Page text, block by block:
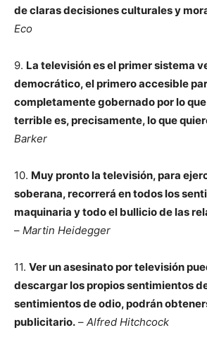
de claras decisiones culturales y
Eco
9. La televisión es el primer sistema
democrático, el primero accesible
completamente gobernado por lo
terrible es, precisamente, lo que
Barker
10. Muy pronto la televisión, para
soberana, recorrerá en todos los
maquinaria y todo el bullicio de las
– Martin Heidegger
11. Ver un asesinato por televisión
descargar los propios sentimientos
sentimientos de odio, podrán
publicitario. – Alfred Hitchcock